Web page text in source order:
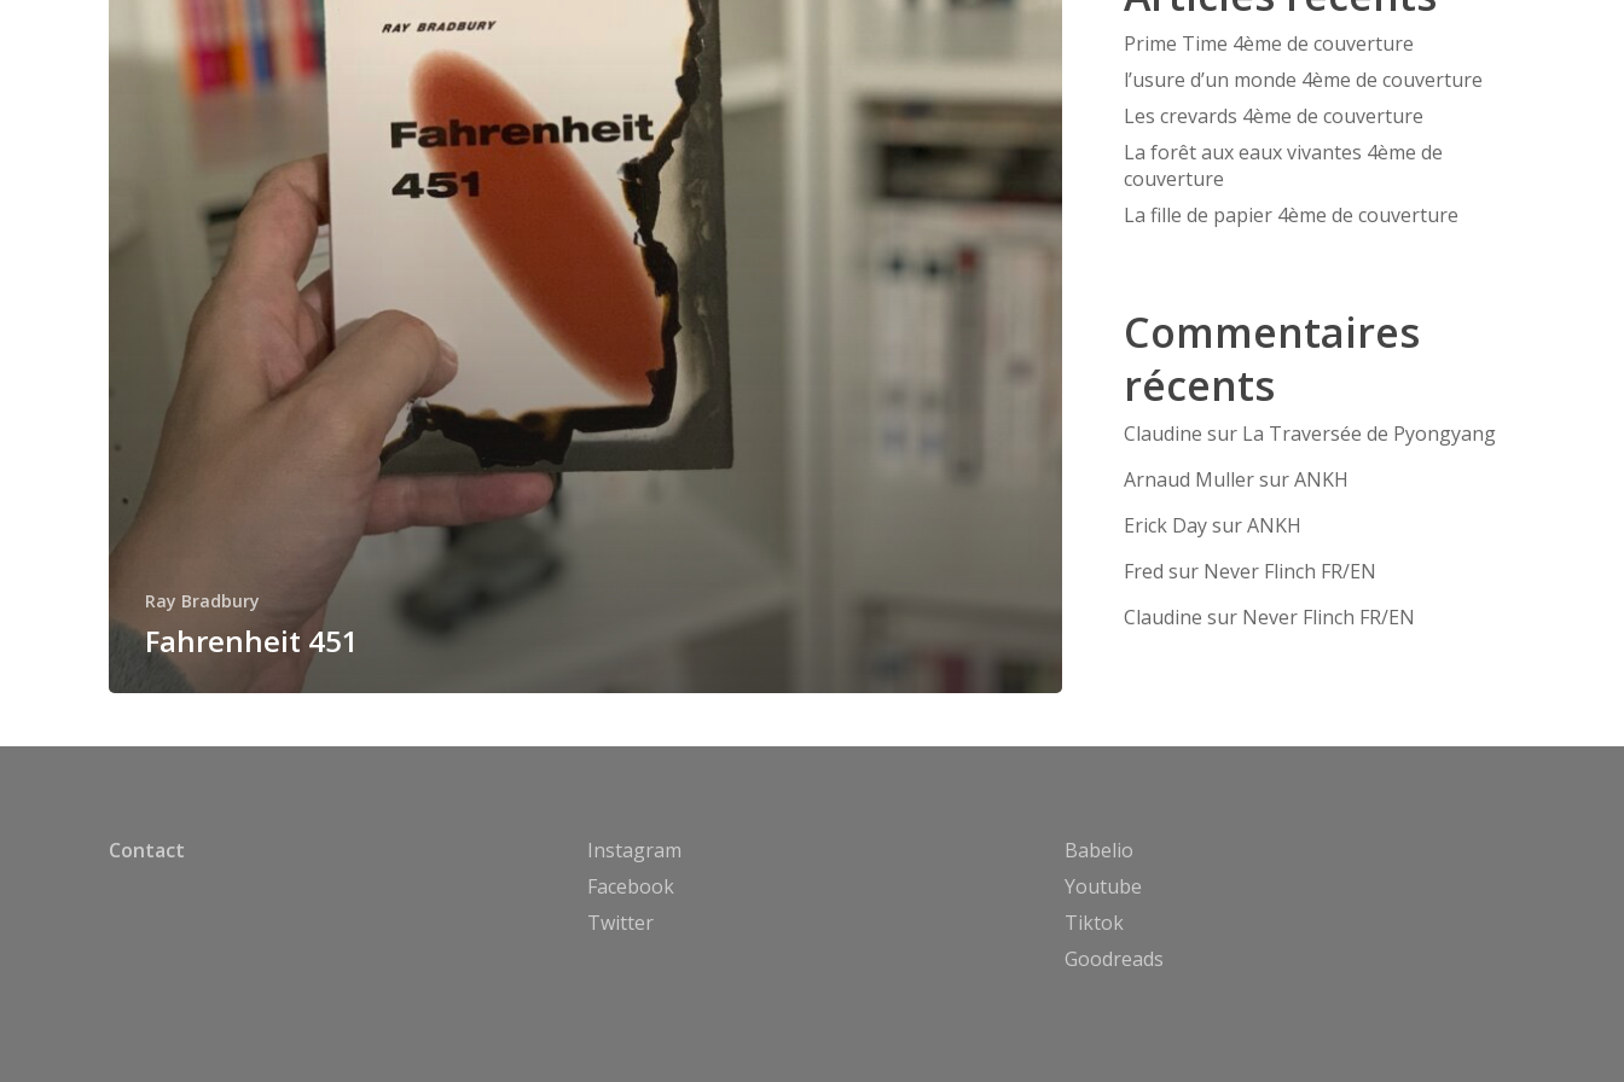
Ray Bradbury
Fahrenheit 451
Prime Time 4ème de couverture
l’usure d’un monde 4ème de couverture
Les crevards 4ème de couverture
La forêt aux eaux vivantes 4ème de
couverture
La fille de papier 4ème de couverture
Commentaires
récents
Claudine sur La Traversée de Pyongyang
Arnaud MullersurANKH
Erick DaysurANKH
Fred sur Never Flinch FR/EN
Claudine sur Never Flinch FR/EN
Contact
Instagram
Facebook
Twitter
Babelio
Youtube
Tiktok
Goodreads